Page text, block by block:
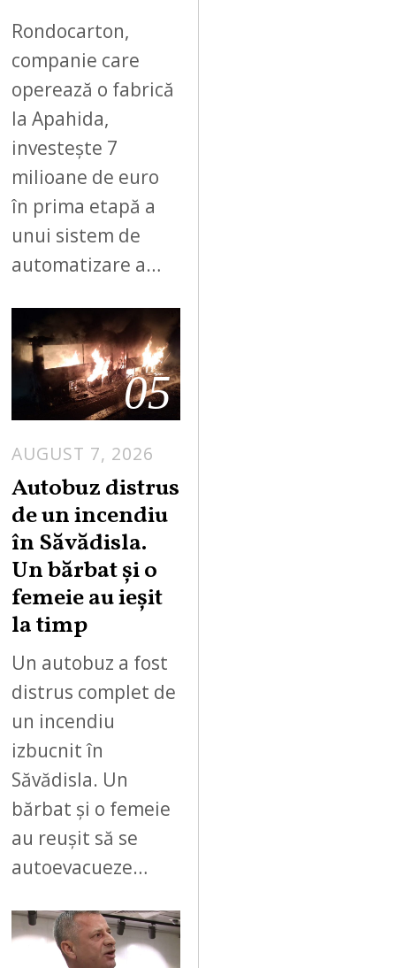
Rondocarton,
companie care
operează o fabrică
la Apahida,
investește 7
milioane de euro
în prima etapă a
unui sistem de
automatizare a…
05
AUGUST 7, 2026
Autobuz distrus
de un incendiu
în Săvădisla.
Un bărbat și o
femeie au ieșit
la timp
Un autobuz a fost
distrus complet de
un incendiu
izbucnit în
Săvădisla. Un
bărbat și o femeie
au reușit să se
autoevacueze…